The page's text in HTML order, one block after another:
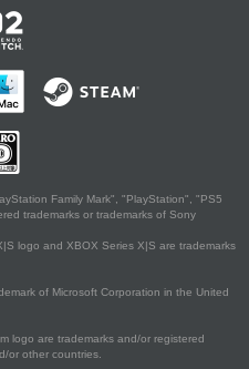
Family Mark", "PlayStation", "PS5
trademarks or trademarks of Sony
logo and XBOX Series X|S are trademarks
of Microsoft Corporation in the United
logo are trademarks and/or registered
or other countries.